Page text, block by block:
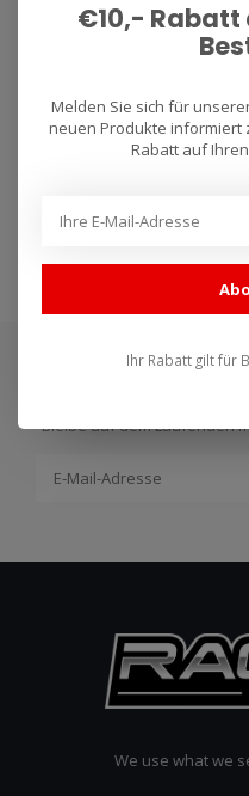
Extreme Components -
Used by many professional
Bleibe auf dem Laufenden
We use what we
€10,-
Melden Sie sich für
neuen Produkte informiert
Rabatt auf
Ihr Rabatt gilt für